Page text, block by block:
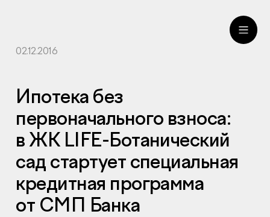
02.12.2016
Ипотека без
первоначального взноса:
в ЖК LIFE-Ботанический
сад стартует специальная
кредитная программа
от СМП Банка